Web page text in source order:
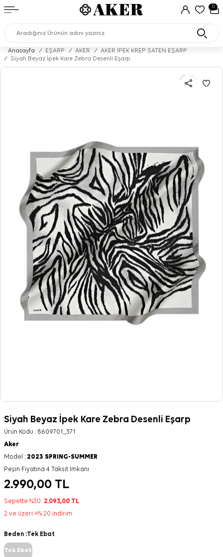
0
Anasayfa / EŞARP / AKER /
AKER İPEK KREP SATEN EŞARP
/
Siyah Beyaz İpek Kare Zebra Desenli Eşarp
Siyah Beyaz İpek Kare Zebra Desenli Eşarp
Ürün Kodu : 8609701_371
Aker
Model : 2023 SPRING-SUMMER
Peşin Fiyatına 4 Taksit İmkanı
2.990,00 TL
Sepette %30 2.093,00 TL
2 ve üzeri +% 20 indirim
Beden :Tek Ebat
Tek Ebat